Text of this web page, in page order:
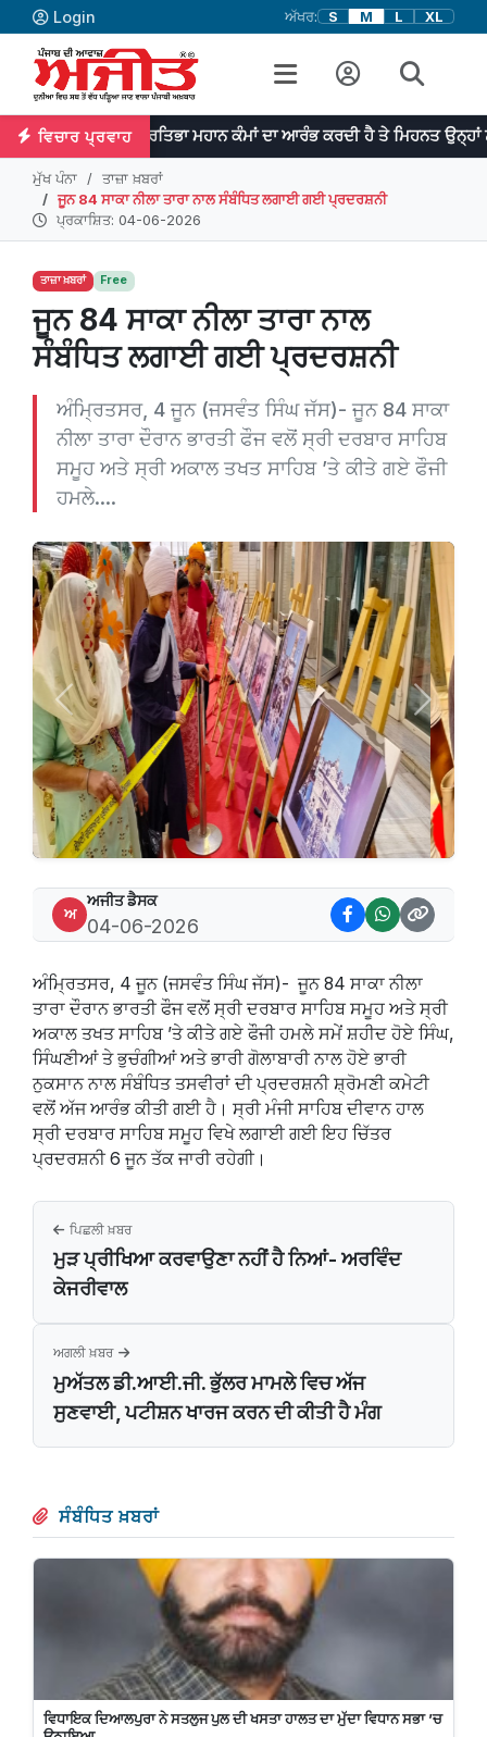
Login ਅੱਖਰ: S M L XL
ਵਿਚਾਰ ਪ੍ਰਵਾਹ
ਪ੍ਰਤਿਭਾ ਮਹਾਨ ਕੰਮਾਂ ਦਾ ਆਰੰਭ ਕਰਦੀ ਹੈ ਤੇ ਮਿਹਨਤ ਉਨ੍ਹਾਂ ਨੂੰ ਨੇਪਰੇ
ਮੁੱਖ ਪੰਨਾ
ਤਾਜ਼ਾ ਖ਼ਬਰਾਂ
ਜੂਨ 84 ਸਾਕਾ ਨੀਲਾ ਤਾਰਾ ਨਾਲ ਸੰਬੰਧਿਤ ਲਗਾਈ ਗਈ ਪ੍ਰਦਰਸ਼ਨੀ
ਪ੍ਰਕਾਸ਼ਿਤ: 04-06-2026
ਤਾਜ਼ਾ ਖ਼ਬਰਾਂ Free
ਜੂਨ 84 ਸਾਕਾ ਨੀਲਾ ਤਾਰਾ ਨਾਲ
ਸੰਬੰਧਿਤ ਲਗਾਈ ਗਈ ਪ੍ਰਦਰਸ਼ਨੀ
ਅੰਮ੍ਰਿਤਸਰ, 4 ਜੂਨ (ਜਸਵੰਤ ਸਿੰਘ ਜੱਸ)- ਜੂਨ 84 ਸਾਕਾ
ਨੀਲਾ ਤਾਰਾ ਦੌਰਾਨ ਭਾਰਤੀ ਫੌਜ ਵਲੋਂ ਸ੍ਰੀ ਦਰਬਾਰ ਸਾਹਿਬ
ਸਮੂਹ ਅਤੇ ਸ੍ਰੀ ਅਕਾਲ ਤਖਤ ਸਾਹਿਬ ’ਤੇ ਕੀਤੇ ਗਏ ਫੌਜੀ
ਹਮਲੇ....
Previous Next
ਅ
ਅਜੀਤ ਡੈਸਕ
04-06-2026
ਅੰਮ੍ਰਿਤਸਰ, 4 ਜੂਨ (ਜਸਵੰਤ ਸਿੰਘ ਜੱਸ)- ਜੂਨ 84 ਸਾਕਾ ਨੀਲਾ
ਤਾਰਾ ਦੌਰਾਨ ਭਾਰਤੀ ਫੌਜ ਵਲੋਂ ਸ੍ਰੀ ਦਰਬਾਰ ਸਾਹਿਬ ਸਮੂਹ ਅਤੇ ਸ੍ਰੀ
ਅਕਾਲ ਤਖਤ ਸਾਹਿਬ ’ਤੇ ਕੀਤੇ ਗਏ ਫੌਜੀ ਹਮਲੇ ਸਮੇਂ ਸ਼ਹੀਦ ਹੋਏ ਸਿੰਘ,
ਸਿੰਘਣੀਆਂ ਤੇ ਭੁਚੰਗੀਆਂ ਅਤੇ ਭਾਰੀ ਗੋਲਾਬਾਰੀ ਨਾਲ ਹੋਏ ਭਾਰੀ
ਨੁਕਸਾਨ ਨਾਲ ਸੰਬੰਧਿਤ ਤਸਵੀਰਾਂ ਦੀ ਪ੍ਰਦਰਸ਼ਨੀ ਸ਼੍ਰੋਮਣੀ ਕਮੇਟੀ
ਵਲੋਂ ਅੱਜ ਆਰੰਭ ਕੀਤੀ ਗਈ ਹੈ। ਸ੍ਰੀ ਮੰਜੀ ਸਾਹਿਬ ਦੀਵਾਨ ਹਾਲ
ਸ੍ਰੀ ਦਰਬਾਰ ਸਾਹਿਬ ਸਮੂਹ ਵਿਖੇ ਲਗਾਈ ਗਈ ਇਹ ਚਿੱਤਰ
ਪ੍ਰਦਰਸ਼ਨੀ 6 ਜੂਨ ਤੱਕ ਜਾਰੀ ਰਹੇਗੀ।
ਪਿਛਲੀ ਖ਼ਬਰ
ਮੁੜ ਪ੍ਰੀਖਿਆ ਕਰਵਾਉਣਾ ਨਹੀਂ ਹੈ ਨਿਆਂ- ਅਰਵਿੰਦ
ਕੇਜਰੀਵਾਲ
ਅਗਲੀ ਖ਼ਬਰ
ਮੁਅੱਤਲ ਡੀ.ਆਈ.ਜੀ. ਭੁੱਲਰ ਮਾਮਲੇ ਵਿਚ ਅੱਜ
ਸੁਣਵਾਈ, ਪਟੀਸ਼ਨ ਖਾਰਜ ਕਰਨ ਦੀ ਕੀਤੀ ਹੈ ਮੰਗ
ਸੰਬੰਧਿਤ ਖ਼ਬਰਾਂ
ਵਿਧਾਇਕ ਦਿਆਲਪੁਰਾ ਨੇ ਸਤਲੁਜ ਪੁਲ ਦੀ ਖਸਤਾ ਹਾਲਤ ਦਾ ਮੁੱਦਾ ਵਿਧਾਨ ਸਭਾ ’ਚ